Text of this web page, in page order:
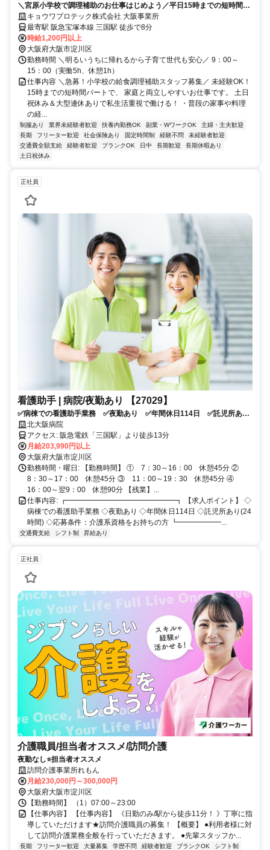
＼宮原小学校で調理補助のお仕事はじめよう／平日15時までの短時間・
土日祝休み・自転車通勤OK
キョウワプロテック株式会社 大阪事業所
最寄駅 阪急宝塚本線 三国駅 徒歩で8分
時給1,200円以上
大阪府大阪市淀川区
勤務時間 ＼明るいうちに帰れるから子育て世代も安心／ 9：00～
15：00（実働5h、休憩1h）
仕事内容 ＼急募！小学校の給食調理補助スタッフ募集／ 未経験OK！
15時までの短時間パートで、 家庭と両立しやすいお仕事です。 土日
祝休み＆大型連休ありで私生活重視で働ける！ ・普段の家事や料理
の経...
制服あり 業界未経験者歓迎 扶養内勤務OK 副業・WワークOK
主婦・主夫歓迎
長期
フリーター歓迎 社会保険あり 固定時間制 経験不問
未経験者歓迎
交通費全額支給
経験者歓迎 ブランクOK 日中 長期歓迎
長期休暇あり
土日祝休み
正社員
看護助手 | 病院/夜勤あり 【27029】
✅病棟での看護助手業務 ✅夜勤あり ✅年間休日114日 ✅託児所あり
(24時間) ✅応募条件：介護系資格をお持ちの方
北大阪病院
アクセス: 阪急電鉄「三国駅」より徒歩13分
月給203,990円以上
大阪府大阪市淀川区
勤務時間・曜日: 【勤務時間】 ① 7：30～16：00 休憩45分 ②
8：30～17：00 休憩45分 ③ 11：00～19：30 休憩45分 ④
16：00～翌9：00 休憩90分 【残業】...
仕事内容: ┏━━━━━━━━━━━━━━━┓ 【求人ポイント】 ◇
病棟での看護助手業務 ◇夜勤あり ◇年間休日114日 ◇託児所あり(24
時間) ◇応募条件：介護系資格をお持ちの方 ┗━━━━━━...
交通費支給 シフト制 昇給あり
正社員
介護職員/担当者オススメ/訪問介護
夜勤なし⭐️担当者オススメ
訪問介護事業所れもん
月給230,000円～300,000円
大阪府大阪市淀川区
【勤務時間】 （1）07:00～23:00
【仕事内容】 【仕事内容】 《日勤のみ/駅から徒歩11分！ 》丁寧に指
導していただけます★訪問介護職員の募集！ 【概要】 ●利用者様に対
して訪問介護業務全般を行っていただきます。 ●先輩スタッフか...
長期 フリーター歓迎 大量募集 学歴不問 経験者歓迎 ブランクOK
シフト制